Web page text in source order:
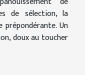
de sélection, la
prépondérante. Un
doux au toucher